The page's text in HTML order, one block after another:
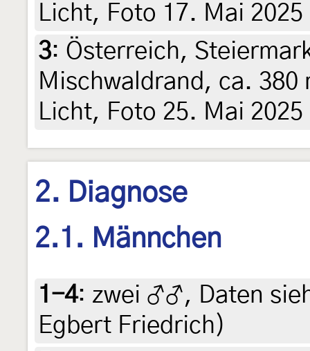
Licht, Foto 17. Mai
3: Österreich,
Mischwaldrand, ca. 380
Licht, Foto 25. Mai
2. Diagnose
2.1. Männchen
1-4: zwei ♂♂, Daten
Egbert Friedrich)